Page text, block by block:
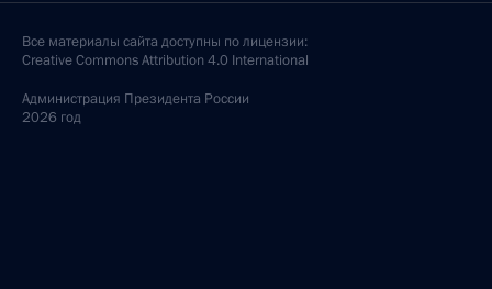
Все материалы сайта доступны по лицензии:
Creative Commons Attribution 4.0 International
Администрация Президента России
2026 год